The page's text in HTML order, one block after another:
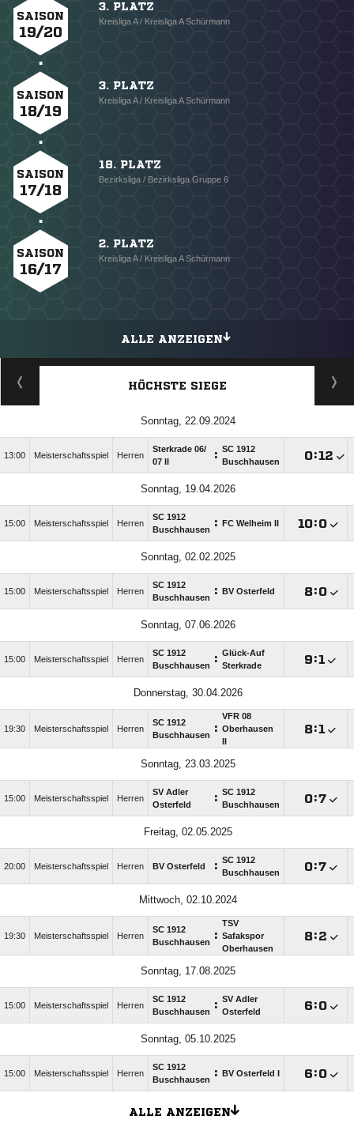
SAISON
19/20
3. PLATZ
Kreisliga A / Kreisliga A Schürmann
SAISON
18/19
3. PLATZ
Kreisliga A / Kreisliga A Schürmann
SAISON
17/18
18. PLATZ
Bezirksliga / Bezirksliga Gruppe 6
SAISON
16/17
2. PLATZ
Kreisliga A / Kreisliga A Schürmann
ALLE ANZEIGEN
HÖCHSTE SIEGE
Sonntag, 22.09.2024
13:00 Meisterschaftsspiel Herren
Sterkrade 06/​
07 II
: SC 1912
Buschhausen
:
Sonntag, 19.04.2026
15:00 Meisterschaftsspiel Herren
SC 1912
Buschhausen : FC Welheim II :
Sonntag, 02.02.2025
15:00 Meisterschaftsspiel Herren
SC 1912
Buschhausen : BV Osterfeld :
Sonntag, 07.06.2026
15:00 Meisterschaftsspiel Herren
SC 1912
Buschhausen : Glück-Auf
Sterkrade
:
Donnerstag, 30.04.2026
19:30 Meisterschaftsspiel Herren
SC 1912
Buschhausen :
VFR 08
Oberhausen
:
Sonntag, 23.03.2025
15:00 Meisterschaftsspiel Herren
SV Adler
Osterfeld
: SC 1912
Buschhausen
:
Freitag, 02.05.2025
20:00 Meisterschaftsspiel Herren BV Osterfeld : SC 1912
Buschhausen
:
Mittwoch, 02.10.2024
19:30 Meisterschaftsspiel Herren
SC 1912
Buschhausen :
TSV
Safakspor
Oberhausen
:
Sonntag, 17.08.2025
15:00 Meisterschaftsspiel Herren
SC 1912
Buschhausen : SV Adler
Osterfeld
:
Sonntag, 05.10.2025
15:00 Meisterschaftsspiel Herren
SC 1912
Buschhausen : BV Osterfeld I :
ALLE ANZEIGEN